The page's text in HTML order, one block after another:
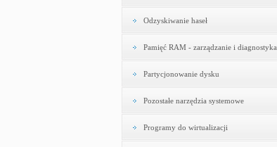
Odzyskiwanie haseł
Pamięć RAM - zarządzanie i diagnostyka
Partycjonowanie dysku
Pozostałe narzędzia systemowe
Programy do wirtualizacji